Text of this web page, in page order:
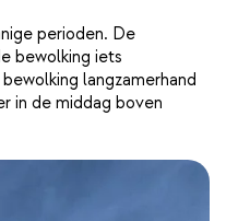
perioden. De
bewolking iets
langzamerhand
in de middag boven